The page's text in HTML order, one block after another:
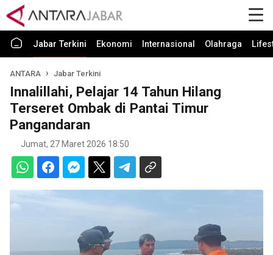
Jabar Terkini Ekonomi Internasional Olahraga
ANTARA Jabar Terkini
Innalillahi, Pelajar 14 Tahun Hilang
Terseret Ombak di Pantai Timur
Pangandaran
Jumat, 27 Maret 2026 18:50